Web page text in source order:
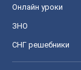
Онлайн уроки
ЗНО
СНГ решебники